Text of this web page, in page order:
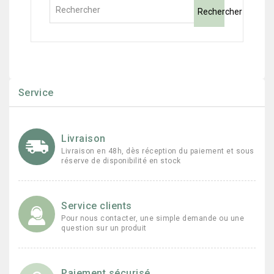
Rechercher
Service
Livraison
Livraison en 48h, dès réception du paiement et sous
réserve de disponibilité en stock
Service clients
Pour nous contacter, une simple demande ou une
question sur un produit